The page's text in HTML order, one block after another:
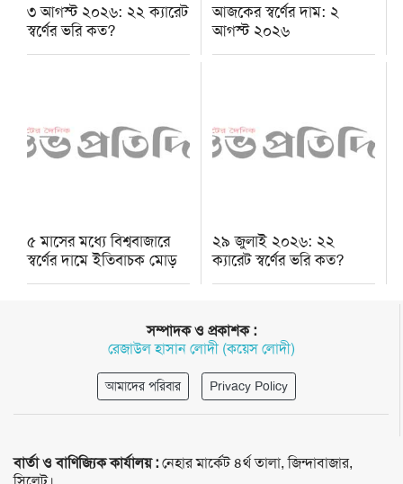
৩ আগস্ট ২০২৬: ২২ ক্যারেট
স্বর্ণের ভরি কত?
আজকের স্বর্ণের দাম: ২
আগস্ট ২০২৬
৫ মাসের মধ্যে বিশ্ববাজারে
স্বর্ণের দামে ইতিবাচক মোড়
২৯ জুলাই ২০২৬: ২২
ক্যারেট স্বর্ণের ভরি কত?
সম্পাদক ও প্রকাশক :
রেজাউল হাসান লোদী (কয়েস লোদী)
আমাদের পরিবার Privacy Policy
বার্তা ও বাণিজ্যিক কার্যালয় :নেহার মার্কেট ৪র্থ তালা, জিন্দাবাজার,